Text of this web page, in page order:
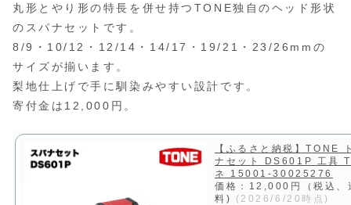
丸形とやり形の特長を併せ持つTONE独自のヘッド形状
のスパナセットです。
8/9・10/12・12/14・14/17・19/21・23/26mmの
サイズが揃います。
梨地仕上げで手に馴染みやすい設計です。
寄付金は12,000円。
【ふるさと納税】TONE
ナセット DS601P 工具
ネ 15001-30025276
価格：12,000円（税込、
料)
(2026/6/20時点)